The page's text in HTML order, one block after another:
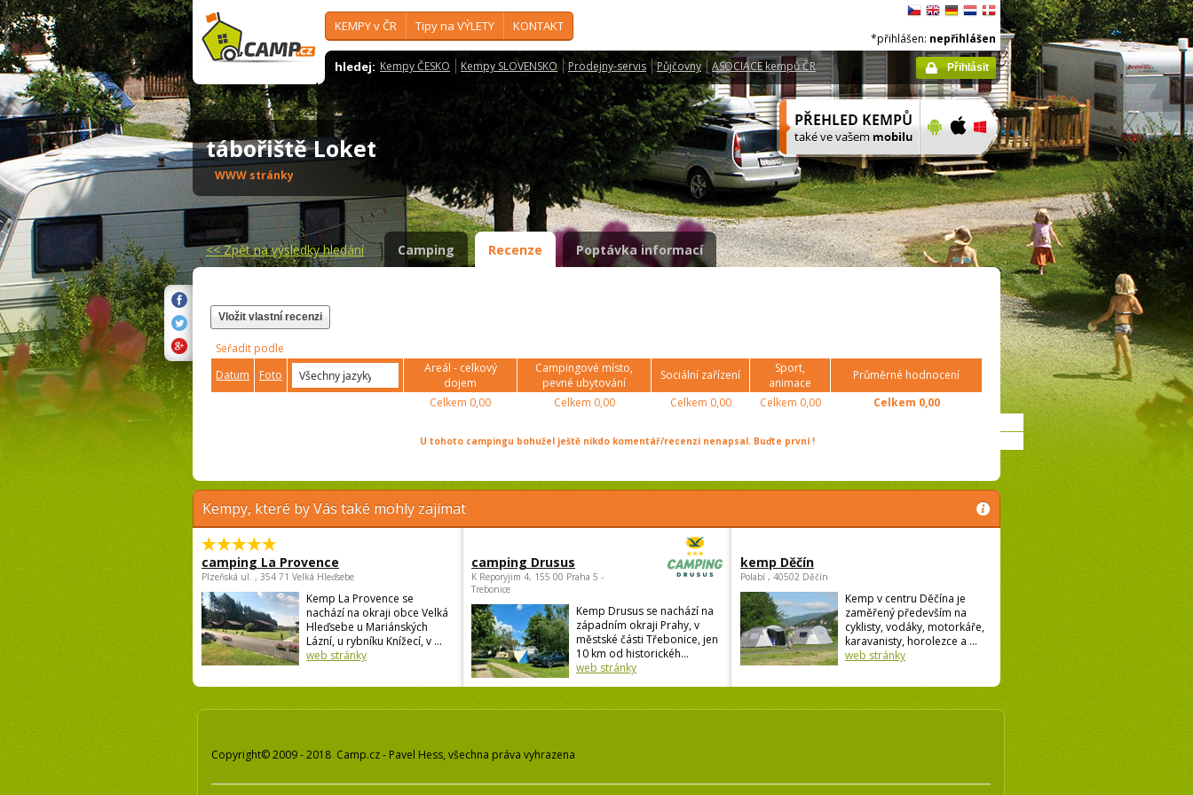
KEMPY v ČR Tipy na VÝLETY KONTAKT
hledej: Kempy ČESKO Kempy SLOVENSKO Prodejny-servis Půjčovny ASOCIACE kempů ČR
*přihlášen: nepřihlášen
Přihlásit
tábořiště Loket
WWW stránky
<<Zpět na výsledky hledání Camping Recenze Poptávka informací
Vložit vlastní recenzi
Seřadit podle
Datum
Foto
Areál - celkový
dojem
Campingové místo,
pevné ubytování
Sociální zařízení
Sport,
animace
Průměrné hodnocení
Celkem 0,00 Celkem 0,00 Celkem 0,00 Celkem 0,00 Celkem 0,00
U tohoto campingu bohužel ještě nikdo komentář/recenzi nenapsal. Buďte první !
Kempy, které by Vás také mohly zajímat
camping La Provence
Plzeňská ul. , 354 71 Velká Hleďsebe
Kemp La Provence se
nachází na okraji obce Velká
Hleďsebe u Mariánských
Lázní, u rybníku Knížecí, v ...
web stránky
camping Drusus
K Reporyjim 4, 155 00 Praha 5 -
Trebonice
Kemp Drusus se nachází na
západním okraji Prahy, v
městské části Třebonice, jen
10 km od historickéh...
web stránky
kemp Děčín
Polabí , 40502 Děčín
Kemp v centru Děčína je
zaměřený především na
cyklisty, vodáky, motorkáře,
karavanisty, horolezce a ...
web stránky
Copyright© 2009 - 2018 Camp.cz - Pavel Hess, všechna práva vyhrazena